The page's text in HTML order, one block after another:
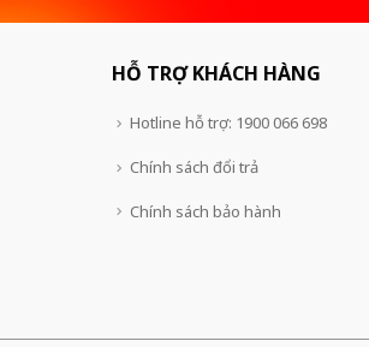
HỖ TRỢ KHÁCH HÀNG
Hotline hỗ trợ: 1900 066 698
Chính sách đổi trả
Chính sách bảo hành